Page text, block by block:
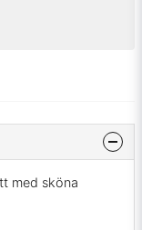
med sköna